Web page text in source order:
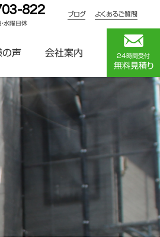
822
水曜日休
ブログ よくあるご質問
の声 会社案内 24時間受付
無料見積り